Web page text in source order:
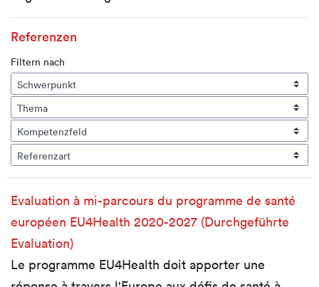
Referenzen
Filtern nach
Evaluation à mi-parcours du programme de santé
européen EU4Health 2020-2027 (Durchgeführte
Evaluation)
Le programme EU4Health doit apporter une